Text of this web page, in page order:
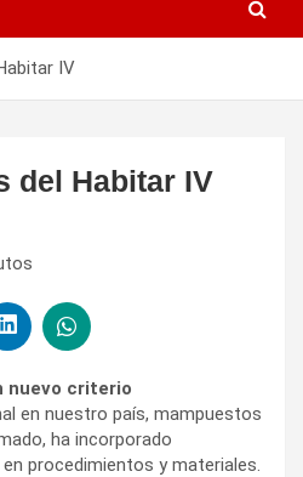
IV
del Habitar IV
nuevo criterio
en nuestro país, mampuestos
ha incorporado
procedimientos y materiales.